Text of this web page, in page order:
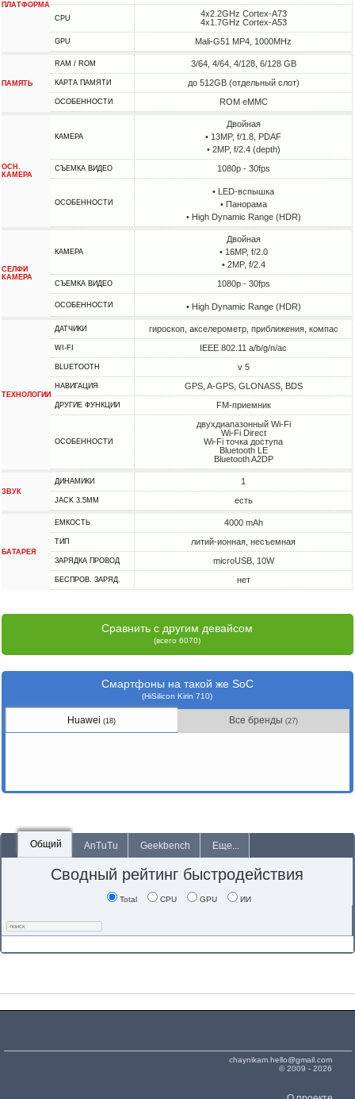
ПЛАТФОРМА
CPU
4x2.2GHz Cortex-A73
4x1.7GHz Cortex-A53
GPU Mali-G51 MP4, 1000MHz
ПАМЯТЬ
RAM / ROM 3/64, 4/64, 4/128, 6/128 GB
КАРТА ПАМЯТИ до 512GB (отдельный слот)
ОСОБЕННОСТИ ROM eMMC
ОСН.
КАМЕРА
КАМЕРА
Двойная
• 13MP, f/1.8, PDAF
• 2MP, f/2.4 (depth)
СЪЕМКА ВИДЕО 1080p - 30fps
ОСОБЕННОСТИ
• LED-вспышка
• Панорама
• High Dynamic Range (HDR)
СЕЛФИ
КАМЕРА
КАМЕРА
Двойная
• 16MP, f/2.0
• 2MP, f/2.4
СЪЕМКА ВИДЕО 1080p - 30fps
ОСОБЕННОСТИ • High Dynamic Range (HDR)
ТЕХНОЛОГИИ
ДАТЧИКИ гироскоп, акселерометр, приближения, компас
WI-FI IEEE 802.11 a/b/g/n/ac
BLUETOOTH v 5
НАВИГАЦИЯ GPS, A-GPS, GLONASS, BDS
ДРУГИЕ ФУНКЦИИ FM-приемник
ОСОБЕННОСТИ
двухдиапазонный Wi-Fi
Wi-Fi Direct
Wi-Fi точка доступа
Bluetooth LE
Bluetooth A2DP
ЗВУК
ДИНАМИКИ 1
JACK 3.5MM есть
БАТАРЕЯ
ЕМКОСТЬ 4000 mAh
ТИП литий-ионная, несъемная
ЗАРЯДКА ПРОВОД microUSB, 10W
БЕСПРОВ. ЗАРЯД. нет
Сравнить с другим девайсом
(всего 6070)
Смартфоны на такой же SoC
(HiSilicon Kirin 710)
Huawei(18) Все бренды(27)
Общий AnTuTu Geekbench Еще...
Сводный рейтинг быстродействия
Total CPU GPU ИИ
chaynikam.hello@gmail.com
© 2009 - 2026